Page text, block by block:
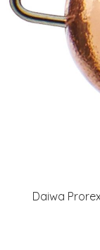
Daiwa